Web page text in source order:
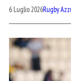
6 Luglio 2026Rugby